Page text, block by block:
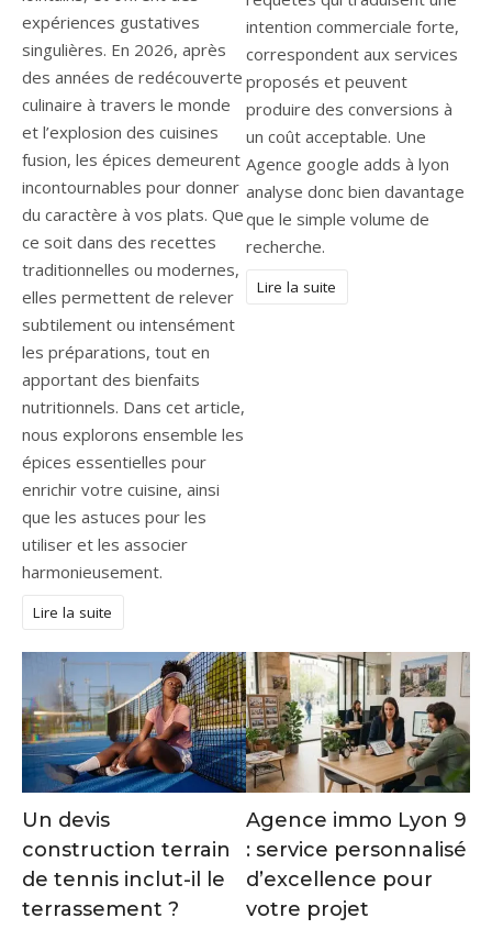
expériences gustatives
singulières. En 2026, après
des années de redécouverte
culinaire à travers le monde
et l’explosion des cuisines
fusion, les épices demeurent
incontournables pour donner
du caractère à vos plats. Que
ce soit dans des recettes
traditionnelles ou modernes,
elles permettent de relever
subtilement ou intensément
les préparations, tout en
apportant des bienfaits
nutritionnels. Dans cet article,
nous explorons ensemble les
épices essentielles pour
enrichir votre cuisine, ainsi
que les astuces pour les
utiliser et les associer
harmonieusement.
Lire la suite
intention commerciale forte,
correspondent aux services
proposés et peuvent
produire des conversions à
un coût acceptable. Une
Agence google adds à lyon
analyse donc bien davantage
que le simple volume de
recherche.
Lire la suite
Un devis
construction terrain
de tennis inclut-il le
terrassement ?
Agence immo Lyon 9
: service personnalisé
d’excellence pour
votre projet